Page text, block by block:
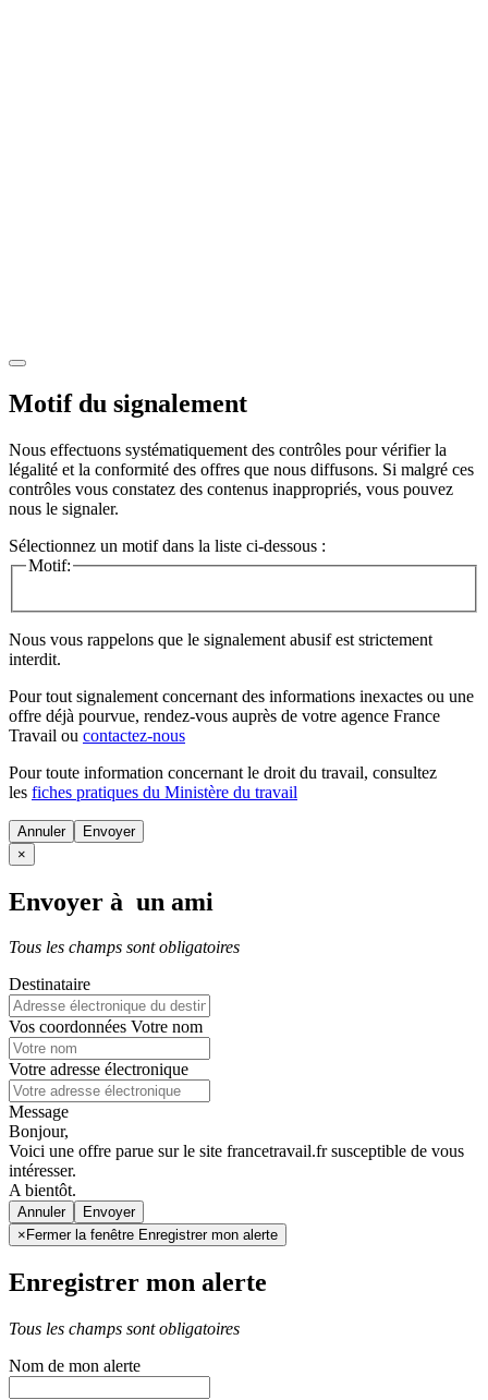
Motif du signalement
Nous effectuons systématiquement des contrôles pour vérifier la
légalité et la conformité des offres que nous diffusons. Si malgré ces
contrôles vous constatez des contenus inappropriés, vous pouvez
nous le signaler.
Sélectionnez un motif dans la liste ci-dessous :
Motif:
Nous vous rappelons que le signalement abusif est strictement
interdit.
Pour tout signalement concernant des informations inexactes ou une
offre déjà pourvue, rendez-vous auprès de votre agence France
Travail ou contactez-nous
Pour toute information concernant le droit du travail, consultez
les fiches pratiques du Ministère du travail
Annuler
×
Envoyer à un ami
Tous les champs sont obligatoires
Destinataire
Vos coordonnées Votre nom
Votre adresse électronique
Message
Bonjour,
Voici une offre parue sur le site francetravail.fr susceptible de vous
intéresser.
A bientôt.
Annuler
× Fermer la fenêtre Enregistrer mon alerte
Enregistrer mon alerte
Tous les champs sont obligatoires
Nom de mon alerte